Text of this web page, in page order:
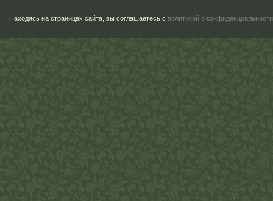
Находясь на страницах сайта, вы соглашаетесь с политикой о конфиденциальности